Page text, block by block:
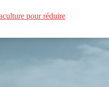
pour réduire